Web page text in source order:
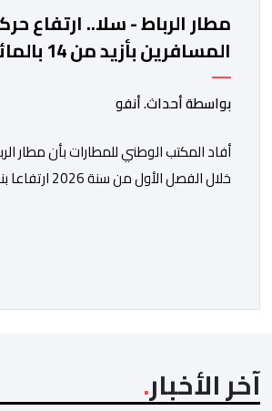
مطار الرباط - سلا.. ارتفاع
المسافرين
الفصل الأول من 2026
بواسطة أحداث. أنفو
أفاد المكتب الوطني للمطارات بأن مطار
[…]
آخر الأخبار